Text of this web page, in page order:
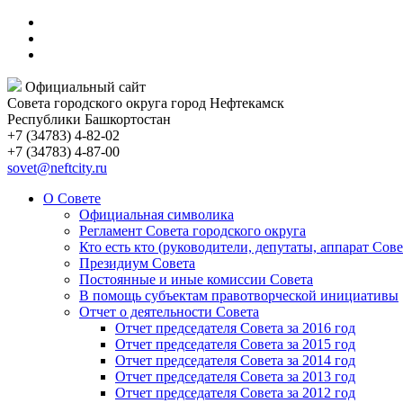
Официальный сайт
Совета городского округа город Нефтекамск
Республики Башкортостан
+7 (34783) 4-82-02
+7 (34783) 4-87-00
sovet@neftcity.ru
О Совете
Официальная символика
Регламент Совета городского округа
Кто есть кто (руководители, депутаты, аппарат
Президиум Совета
Постоянные и иные комиссии Совета
В помощь субъектам правотворческой инициативы
Отчет о деятельности Совета
Отчет председателя Совета за 2016 год
Отчет председателя Совета за 2015 год
Отчет председателя Совета за 2014 год
Отчет председателя Совета за 2013 год
Отчет председателя Совета за 2012 год